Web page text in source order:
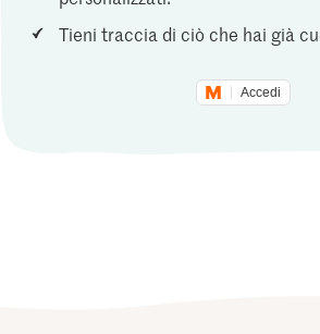
Tieni traccia di ciò che hai già
Accedi